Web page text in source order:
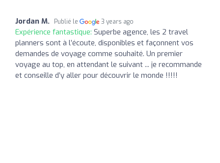
Jordan M. Publié le 3 years ago
Expérience fantastique: Superbe agence, les 2 travel
planners sont à l’écoute, disponibles et façonnent vos
demandes de voyage comme souhaité. Un premier
voyage au top, en attendant le suivant ... je recommande
et conseille d’y aller pour découvrir le monde !!!!!